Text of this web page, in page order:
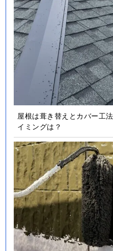
屋根は葺き替えとカバー工
イミングは？